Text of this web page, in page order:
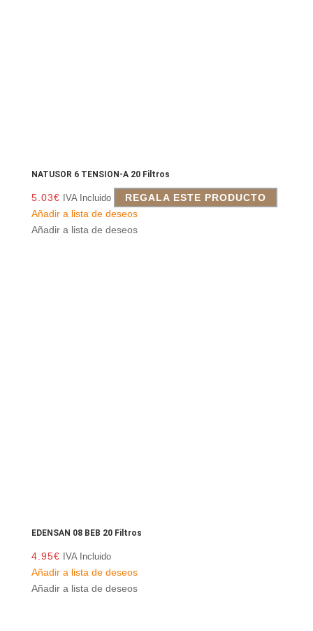
NATUSOR 6 TENSION-A 20 Filtros
5.03€ IVA Incluido
REGALA ESTE PRODUCTO
Añadir a lista de deseos
Añadir a lista de deseos
EDENSAN 08 BEB 20 Filtros
4.95€ IVA Incluido
Añadir a lista de deseos
Añadir a lista de deseos